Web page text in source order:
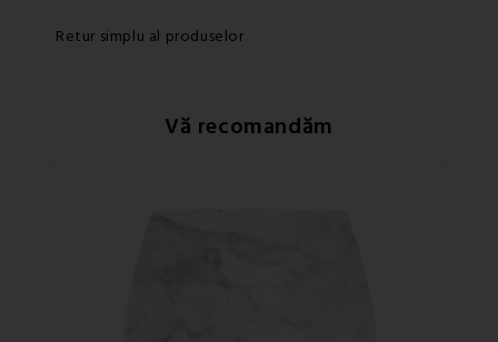
Retur simplu al produselor
Vă recomandăm